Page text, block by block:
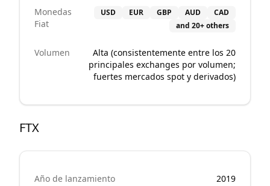
Monedas
Fiat
USD EUR GBP AUD
CAD
and 20+ others
Volumen
Alta (consistentemente entre los 20
principales exchanges por volumen;
fuertes mercados spot y derivados)
FTX
Año de lanzamiento 2019